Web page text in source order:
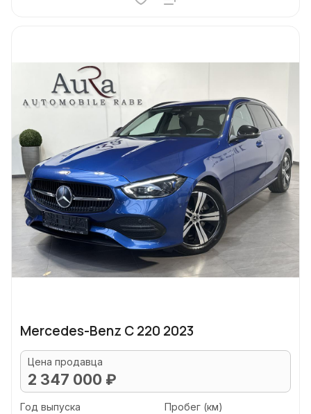
Mercedes-Benz C 220 2023
Цена продавца
2 347 000 ₽
Год выпуска Пробег (км)